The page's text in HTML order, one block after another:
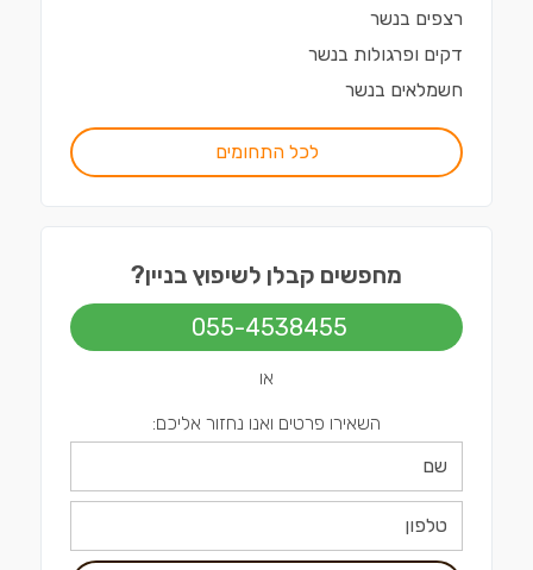
רצפים בנשר
דקים ופרגולות בנשר
חשמלאים בנשר
לכל התחומים
מחפשים קבלן לשיפוץ בניין?
055-4538455
או
השאירו פרטים ואנו נחזור אליכם: